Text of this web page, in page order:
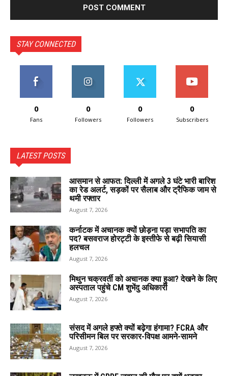
STAY CONNECTED
0
Fans
0
Followers
0
Followers
0
Subscribers
LATEST POSTS
आसमान से आफत: दिल्ली में अगले 3 घंटे भारी बारिश
का रेड अलर्ट, सड़कों पर सैलाब और ट्रैफिक जाम से
थमी रफ्तार
August 7, 2026
कर्नाटक में अचानक क्यों छोड़ना पड़ा सभापति का
पद? बसवराज होरट्टी के इस्तीफे से बढ़ी सियासी
हलचल
August 7, 2026
मिथुन चक्रवर्ती को अचानक क्या हुआ? देखने के लिए
अस्पताल पहुंचे CM शुभेंदु अधिकारी
August 7, 2026
संसद में अगले हफ्ते क्यों बढ़ेगा हंगामा? FCRA और
परिसीमन बिल पर सरकार-विपक्ष आमने-सामने
August 7, 2026